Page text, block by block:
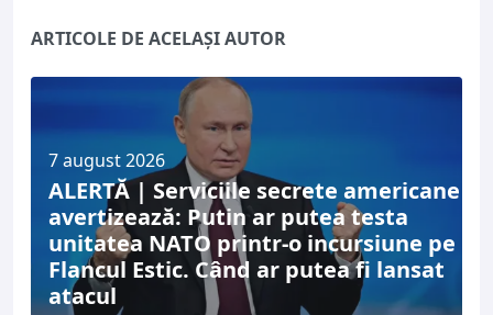
ARTICOLE DE ACELAȘI AUTOR
7 august 2026
ALERTĂ | Serviciile secrete americane
avertizează: Putin ar putea testa
unitatea NATO printr-o incursiune pe
Flancul Estic. Când ar putea fi lansat
atacul